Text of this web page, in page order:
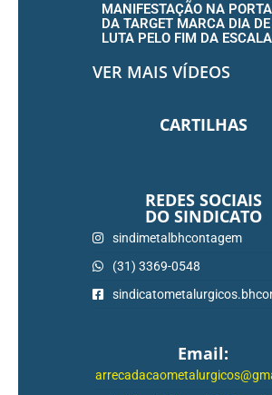
MANIFESTAÇÃO NA
DA TARGET MARCA DIA DE
LUTA PELO FIM DA
VER MAIS VÍDEOS
CARTILHAS
REDES SOCIAIS
DO SINDICATO
sindimetalbhcontagem
(31) 3369-0548
Email: